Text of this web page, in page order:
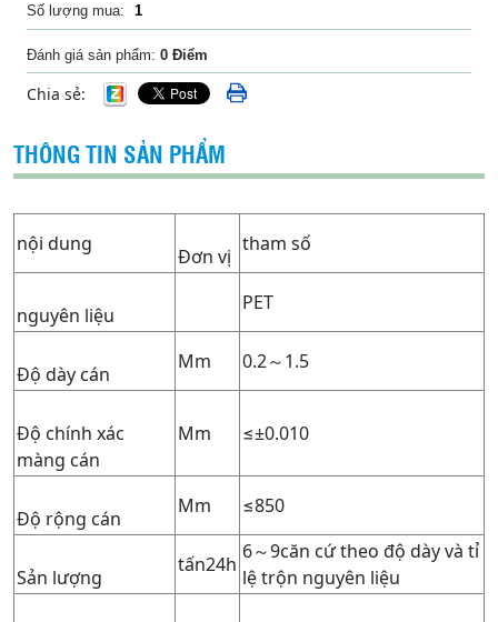
Số lượng mua:
Đánh giá sản phẩm: 0 Điểm
Chia sẻ:
THÔNG TIN SẢN PHẨM
nội dung
Đơn vị
tham số
nguyên liệu
PET
Độ dày cán
Mm 0.2～1.5
Độ chính xác
màng cán
Mm ≤±0.010
Độ rộng cán
Mm ≤850
Sản lượng
tấn24h
6～9căn cứ theo độ dày và tỉ
lệ trộn nguyên liệu